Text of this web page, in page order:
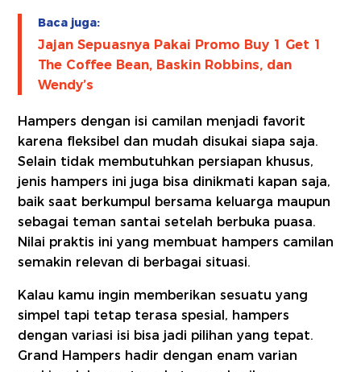
Baca juga:
Jajan Sepuasnya Pakai Promo Buy 1 Get 1
The Coffee Bean, Baskin Robbins, dan
Wendy’s
Hampers dengan isi camilan menjadi favorit
karena fleksibel dan mudah disukai siapa saja.
Selain tidak membutuhkan persiapan khusus,
jenis hampers ini juga bisa dinikmati kapan saja,
baik saat berkumpul bersama keluarga maupun
sebagai teman santai setelah berbuka puasa.
Nilai praktis ini yang membuat hampers camilan
semakin relevan di berbagai situasi.
Kalau kamu ingin memberikan sesuatu yang
simpel tapi tetap terasa spesial, hampers
dengan variasi isi bisa jadi pilihan yang tepat.
Grand Hampers hadir dengan enam varian